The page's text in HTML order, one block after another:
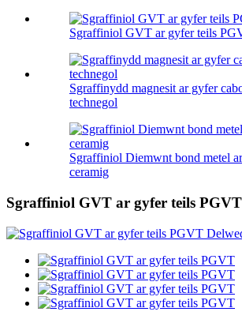
Sgraffiniol GVT ar gyfer teils
Sgraffinydd magnesit ar gyfer
technegol
Sgraffiniol Diemwnt bond metel
ceramig
Sgraffiniol GVT ar gyfer teils PGVT